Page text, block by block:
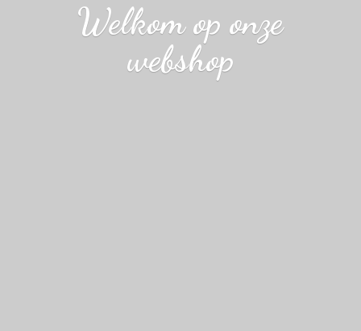
Welkom oponze
webshop